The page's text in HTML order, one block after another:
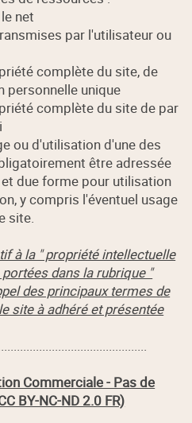
net
par l'utilisateur ou
complète du site, de
personnelle unique
complète du site de par
ou d'utilisation d'une des
être adressée
due forme pour utilisation
y compris l'éventuel usage
site.
à la " propriété intellectuelle
dans la rubrique "
des principaux termes de
site à adhéré et présentée
Commerciale - Pas de
BY-NC-ND 2.0 FR)